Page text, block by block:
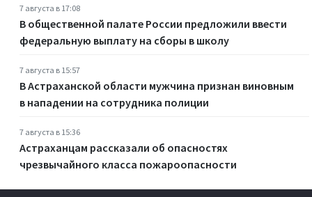
7 августа в 17:08
В общественной палате России предложили ввести
федеральную выплату на сборы в школу
7 августа в 15:57
В Астраханской области мужчина признан виновным
в нападении на сотрудника полиции
7 августа в 15:36
Астраханцам рассказали об опасностях
чрезвычайного класса пожароопасности